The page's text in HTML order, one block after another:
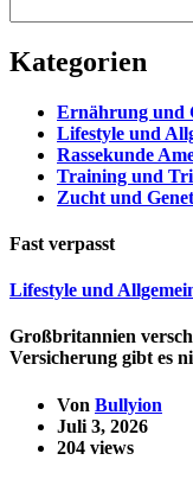
Kategorien
Ernährung und
Lifestyle und
Rassekunde
Training und
Zucht und
Fast verpasst
Lifestyle und
Großbritannien
Versicherung gibt es
Von Bullyion
Juli 3, 2026
204 views